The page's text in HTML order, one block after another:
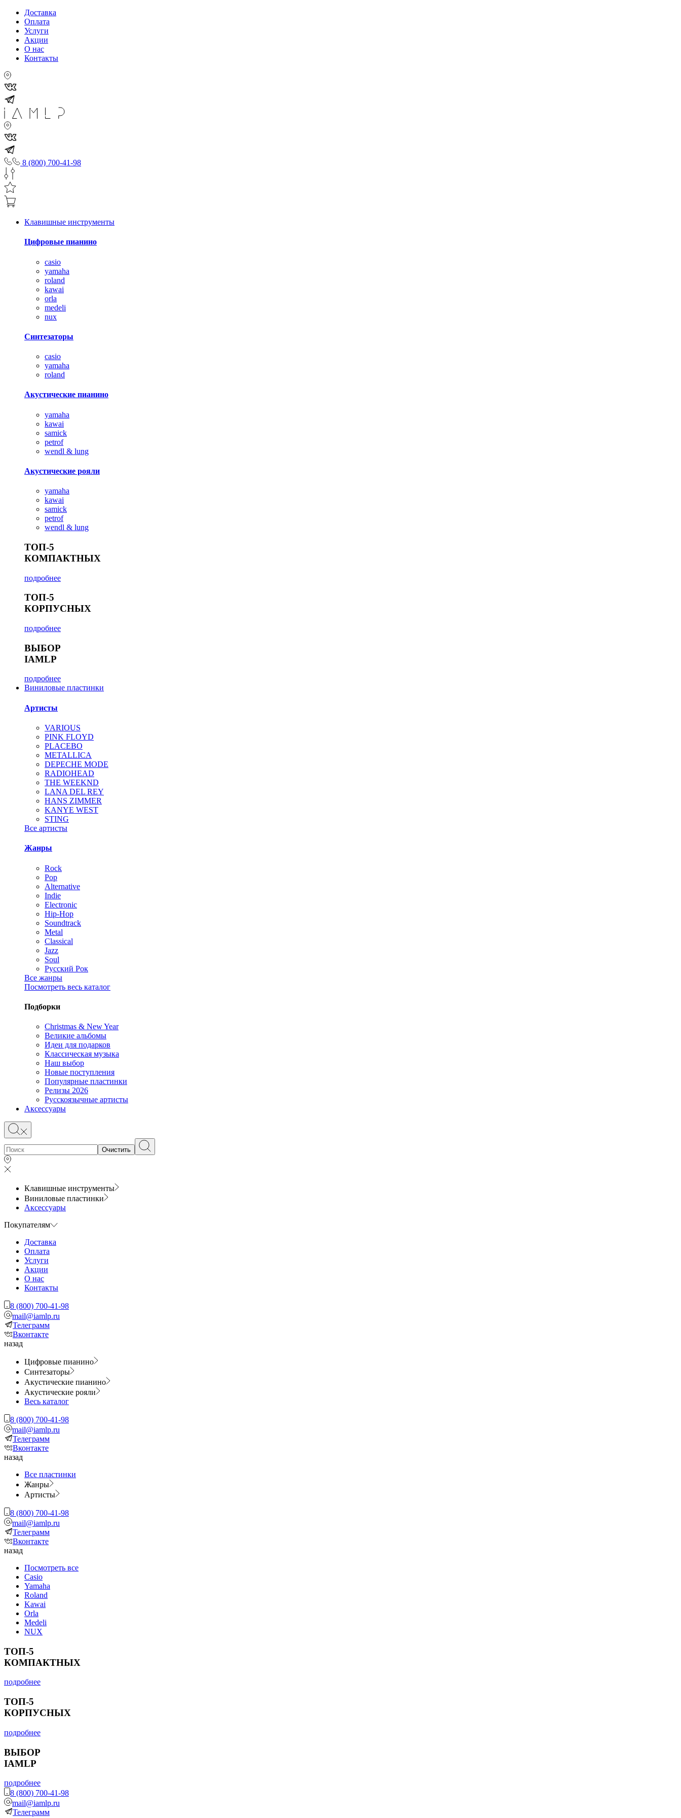
Доставка
Оплата
Услуги
Акции
О нас
Контакты
8 (800) 700-41-98
Клавишные инструменты
Цифровые пианино
casio
yamaha
roland
kawai
orla
medeli
nux
Синтезаторы
casio
yamaha
roland
Акустические пианино
yamaha
kawai
samick
petrof
wendl & lung
Акустические рояли
yamaha
kawai
samick
petrof
wendl & lung
ТОП-5
КОМПАКТНЫХ
подробнее
ТОП-5
КОРПУСНЫХ
подробнее
ВЫБОР
IAMLP
подробнее
Виниловые пластинки
Артисты
VARIOUS
PINK FLOYD
PLACEBO
METALLICA
DEPECHE MODE
RADIOHEAD
THE WEEKND
LANA DEL REY
HANS ZIMMER
KANYE WEST
STING
Все артисты
Жанры
Rock
Pop
Alternative
Indie
Electronic
Hip-Hop
Soundtrack
Metal
Classical
Jazz
Soul
Русский Рок
Все жанры
Посмотреть весь каталог
Подборки
Christmas & New Year
Великие альбомы
Идеи для подарков
Классическая музыка
Наш выбор
Новые поступления
Популярные пластинки
Релизы 2026
Русскоязычные артисты
Аксессуары
Очистить
Клавишные инструменты
Виниловые пластинки
Аксессуары
Покупателям
Доставка
Оплата
Услуги
Акции
О нас
Контакты
8 (800) 700-41-98
mail@iamlp.ru
Телеграмм
Вконтакте
назад
Цифровые пианино
Синтезаторы
Акустические пианино
Акустические рояли
Весь каталог
8 (800) 700-41-98
mail@iamlp.ru
Телеграмм
Вконтакте
назад
Все пластинки
Жанры
Артисты
8 (800) 700-41-98
mail@iamlp.ru
Телеграмм
Вконтакте
назад
Посмотреть все
Casio
Yamaha
Roland
Kawai
Orla
Medeli
NUX
ТОП-5
КОМПАКТНЫХ
подробнее
ТОП-5
КОРПУСНЫХ
подробнее
ВЫБОР
IAMLP
подробнее
8 (800) 700-41-98
mail@iamlp.ru
Телеграмм